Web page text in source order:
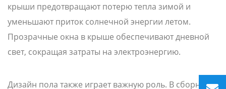
крыши предотвращают потерю тепла зимой и
уменьшают приток солнечной энергии летом.
Прозрачные окна в крыше обеспечивают дневной
свет, сокращая затраты на электроэнергию.
Дизайн пола также играет важную роль. В сборных